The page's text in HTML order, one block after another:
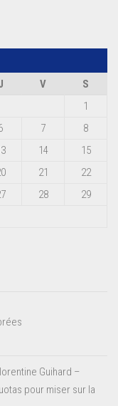
V
S
1
7
8
14
15
21
22
28
29
Guihard –
pour miser sur la